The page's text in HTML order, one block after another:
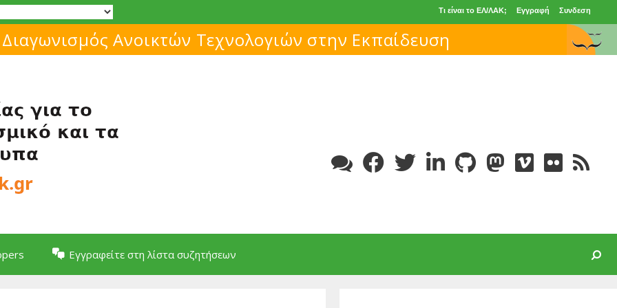
Τι είναι το ΕΛ/ΛΑΚ; Εγγραφή Συνδεση
Μάθε για το ελεύθερο λογισμικό!
Εγγραφείτε στη λίστα συζητήσεων Search